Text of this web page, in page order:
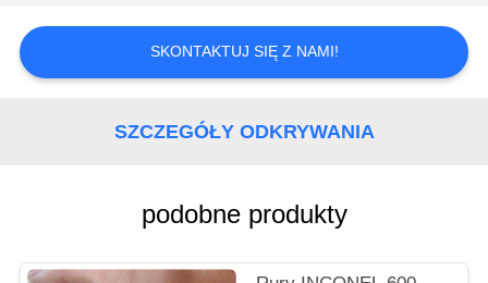
NAMI
AKTUALNOŚCI
PRZYPADKI
SKONTAKTUJ SIĘ Z NAMI!
SZCZEGÓŁY ODKRYWANIA
podobne produkty